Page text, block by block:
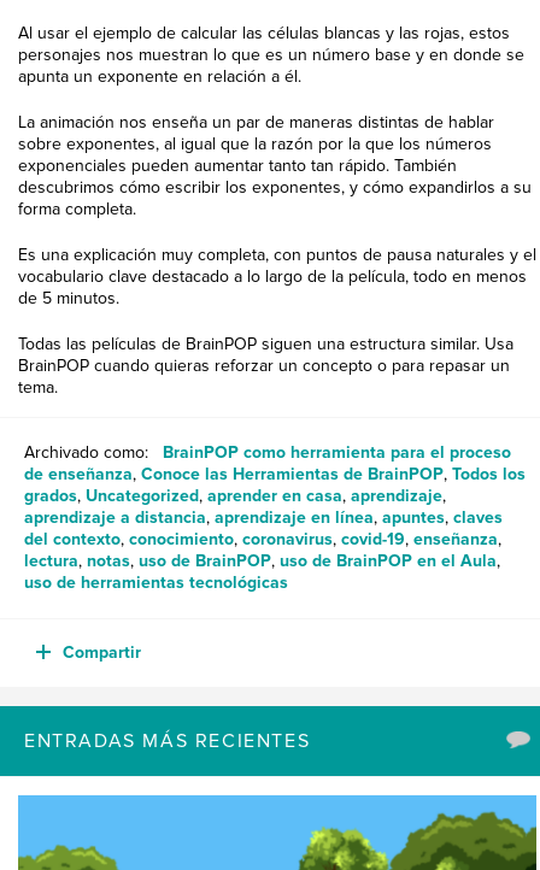
Al usar el ejemplo de calcular las células blancas y las rojas, estos
personajes nos muestran lo que es un número base y en donde se
apunta un exponente en relación a él.
La animación nos enseña un par de maneras distintas de hablar
sobre exponentes, al igual que la razón por la que los números
exponenciales pueden aumentar tanto tan rápido. También
descubrimos cómo escribir los exponentes, y cómo expandirlos a su
forma completa.
Es una explicación muy completa, con puntos de pausa naturales y el
vocabulario clave destacado a lo largo de la película, todo en menos
de 5 minutos.
Todas las películas de BrainPOP siguen una estructura similar. Usa
BrainPOP cuando quieras reforzar un concepto o para repasar un
tema.
Archivado como:
BrainPOP como herramienta para el proceso
de enseñanza, Conoce las Herramientas de BrainPOP, Todos los
grados, Uncategorized, aprender en casa, aprendizaje,
aprendizaje a distancia, aprendizaje en línea, apuntes, claves
del contexto, conocimiento, coronavirus, covid-19, enseñanza,
lectura, notas, uso de BrainPOP, uso de BrainPOP en el Aula,
uso de herramientas tecnológicas
Compartir
ENTRADAS MÁS RECIENTES